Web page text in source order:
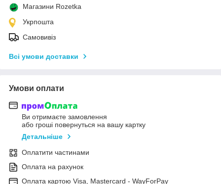
Магазини Rozetka
Укрпошта
Самовивіз
Всі умови доставки
Умови оплати
Ви отримаєте замовлення
або гроші повернуться на вашу картку
Детальніше
Оплатити частинами
Оплата на рахунок
Оплата картою Visa, Mastercard - WayForPay